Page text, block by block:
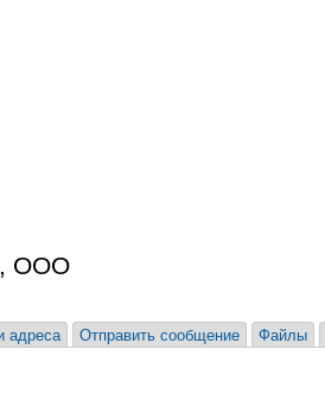
ООО
адреса Отправить сообщение Файлы